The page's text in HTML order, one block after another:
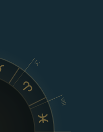
VIII
IX